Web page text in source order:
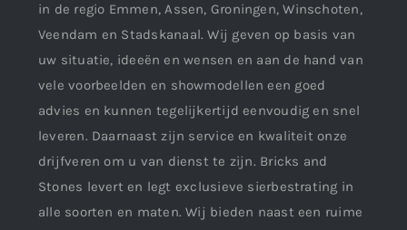
in de regio Emmen, Assen, Groningen, Winschoten,
Veendam en Stadskanaal. Wij geven op basis van
uw situatie, ideeën en wensen en aan de hand van
vele voorbeelden en showmodellen een goed
advies en kunnen tegelijkertijd eenvoudig en snel
leveren. Daarnaast zijn service en kwaliteit onze
drijfveren om u van dienst te zijn. Bricks and
Stones levert en legt exclusieve sierbestrating in
alle soorten en maten. Wij bieden naast een ruime